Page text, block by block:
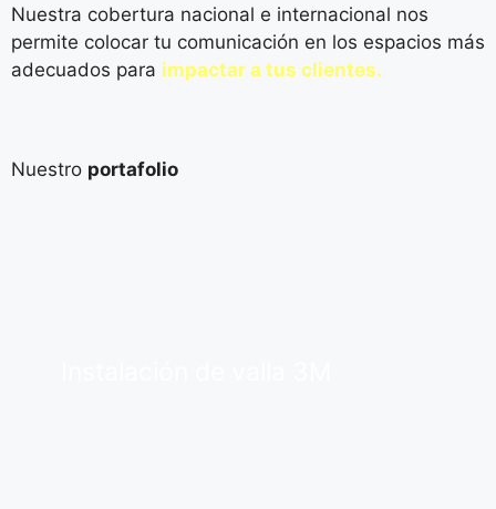
Nuestra cobertura nacional e internacional nos
permite colocar tu comunicación en los espacios más
adecuados para impactar a tus clientes.
Nuestro portafolio